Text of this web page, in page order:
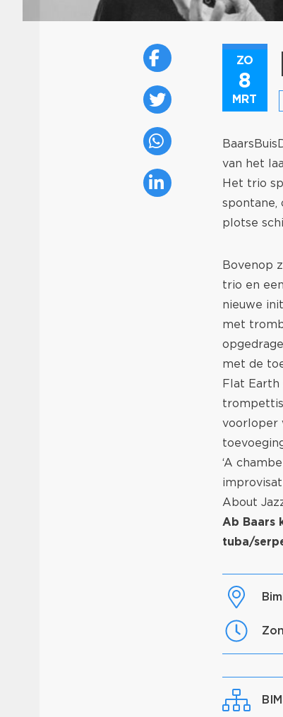
ZO
8
MRT
van het
Het trio
spontane,
plotse
Bovenop
trio en
nieuwe
met
met de
Flat Earth
voorloper
‘A
About
Ab Baars
tuba/